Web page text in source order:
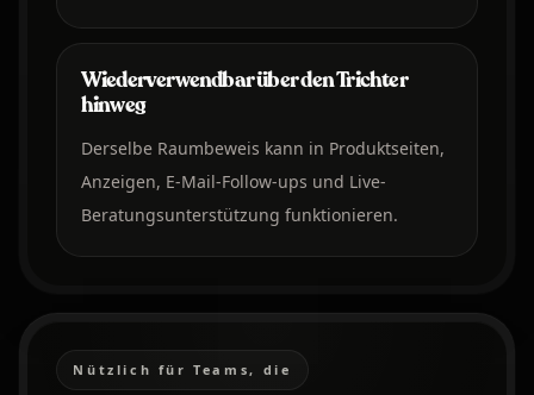
Wiederverwendbar über den Trichter
hinweg
Derselbe Raumbeweis kann in Produktseiten,
Anzeigen, E-Mail-Follow-ups und Live-
Beratungsunterstützung funktionieren.
Nützlich für Teams, die